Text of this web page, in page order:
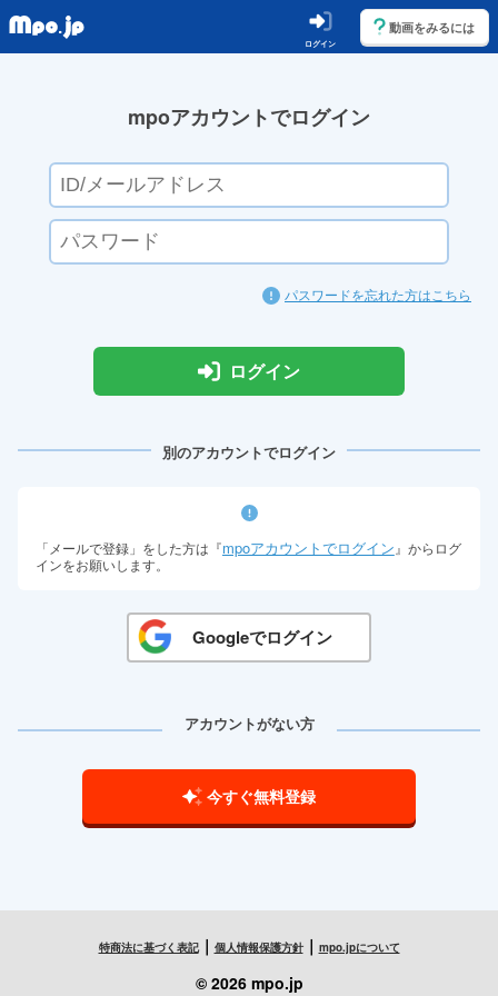
ログイン
動画をみるには
mpoアカウントでログイン
パスワードを忘れた方はこちら
ログイン
別のアカウントでログイン
「メールで登録」をした方は『mpoアカウントでログイン 』からログ
インをお願いします。
Googleでログイン
アカウントがない方
今すぐ無料登録
特商法に基づく表記｜ 個人情報保護方針｜ mpo.jpについて
© 2026 mpo.jp